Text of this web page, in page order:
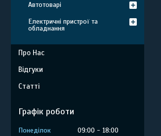
Автотоварі
Електричні пристрої та
обладнання
Про Нас
Відгуки
Статті
Графік роботи
Понеділок 09:00
18:00